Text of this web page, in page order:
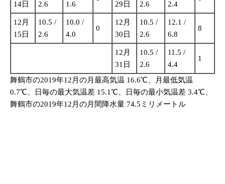
14日
2.6
1.6
29日
2.6
2.4
12月
15日
10.5 /
2.6
10.0 /
4.0
0
12月
30日
10.5 /
2.6
12.1 /
6.8
8
12月
31日
10.5 /
2.6
11.5 /
4.4
1
舞鶴市の2019年12月の月最高気温 16.6℃、月最低気温
0.7℃、日毎の最大気温差 15.1℃、日毎の最小気温差 3.4℃、
舞鶴市の2019年12月の月間降水量 74.5ミリメートル